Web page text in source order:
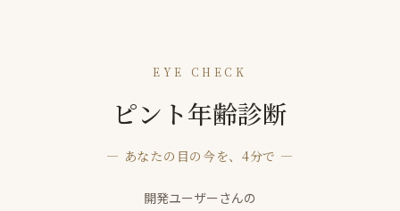
EYE CHECK
ピント年齢診断
— あなたの目の今を、4分で —
開発ユーザーさんの